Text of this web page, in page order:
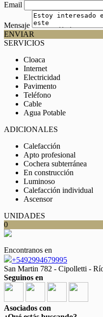
Email
Mensaje
ENVIAR
SERVICIOS
Cloaca
Internet
Electricidad
Pavimento
Teléfono
Cable
Agua Potable
ADICIONALES
Calefacción
Apto profesional
Cochera subterránea
En construcción
Luminoso
Calefacción individual
Ascensor
UNIDADES
0
Encontranos en
+5492994679995
San Martin 782 - Cipolletti -
Seguinos en
Asociados con